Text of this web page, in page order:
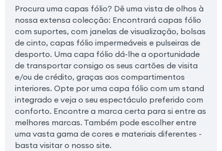
Procura uma capas fólio? Dê uma vista de olhos à
nossa extensa colecção: Encontrará capas fólio
com suportes, com janelas de visualização, bolsas
de cinto, capas fólio impermeáveis e pulseiras de
desporto. Uma capa fólio dá-lhe a oportunidade
de transportar consigo os seus cartões de visita
e/ou de crédito, graças aos compartimentos
interiores. Opte por uma capa fólio com um stand
integrado e veja o seu espectáculo preferido com
conforto. Encontre a marca certa para si entre as
melhores marcas. Também pode escolher entre
uma vasta gama de cores e materiais diferentes -
basta visitar o nosso site.